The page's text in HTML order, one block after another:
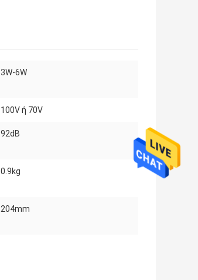
3W-6W
100V ή 70V
92dB
0.9kg
204mm